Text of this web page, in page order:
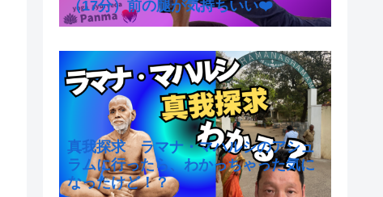
（17分）前の腿が気持ちいい❤️
真我探求 ラマナ・マハルシのアシュ
ラムに行ったら、わかっちゃった気に
なったけど！？